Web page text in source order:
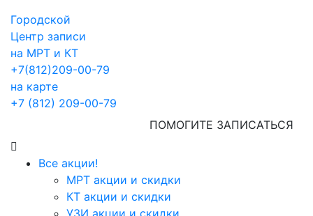
Городской
Центр записи
на МРТ и КТ
+7(812)209-00-79
на карте
+7 (812) 209-00-79
ПОМОГИТЕ ЗАПИСАТЬСЯ
Все акции!
МРТ акции и скидки
КТ акции и скидки
УЗИ акции и скидки